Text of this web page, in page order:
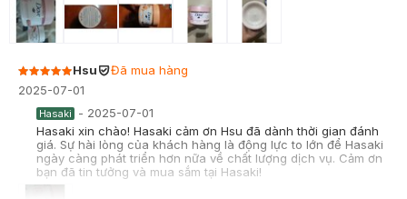
Hsu
Đã mua hàng
2025-07-01
Hasaki - 2025-07-01
Hasaki xin chào! Hasaki cảm ơn Hsu đã dành thời gian đánh
giá. Sự hài lòng của khách hàng là động lực to lớn để Hasaki
ngày càng phát triển hơn nữa về chất lượng dịch vụ. Cảm ơn
bạn đã tin tưởng và mua sắm tại Hasaki!